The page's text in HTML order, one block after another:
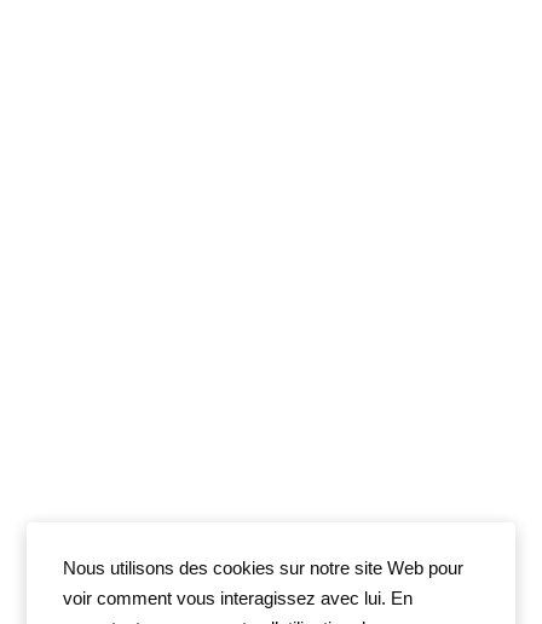
Nous utilisons des cookies sur notre site Web pour
voir comment vous interagissez avec lui. En